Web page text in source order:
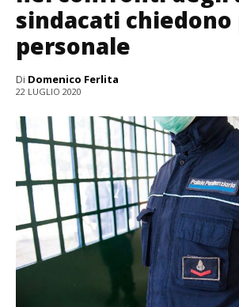
sindacati chiedono
personale
Di Domenico Ferlita
22 LUGLIO 2020